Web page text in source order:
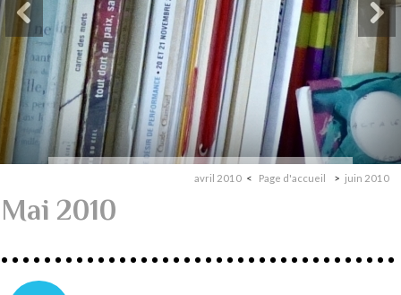
avril 2010 Page d'accueil juin 2010
Mai 2010